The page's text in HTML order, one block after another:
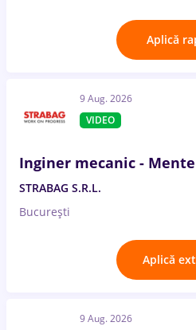
Aplică
9 Aug. 2026
VIDEO
Inginer mecanic -
STRABAG S.R.L.
București
Aplică
9 Aug. 2026